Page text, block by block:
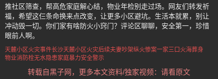
推社区筛查，帮高危家庭解心结，物业年检别走过场。网友们转发祈
福，希望这仨条命换来点改变，让更多小区避坑。生活本就累，别让
冲动毁一切。你们家有啥防火小窍门？评论区聊聊，安全第一，珍惜
眼前人啊。
天麓小区火灾事件长沙天麓小区火灾后续夫妻吵架纵火惨案一家三口火海葬身
物业消防栓无水隐患家庭暴力安全警示
转载自黑子网，更多本文资料/独家视频：请看原文